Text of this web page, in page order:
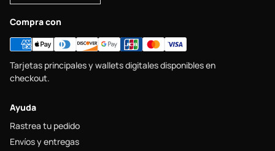
Compra con
Tarjetas principales y wallets digitales disponibles en
checkout.
Ayuda
Rastrea tu pedido
Envíos y entregas